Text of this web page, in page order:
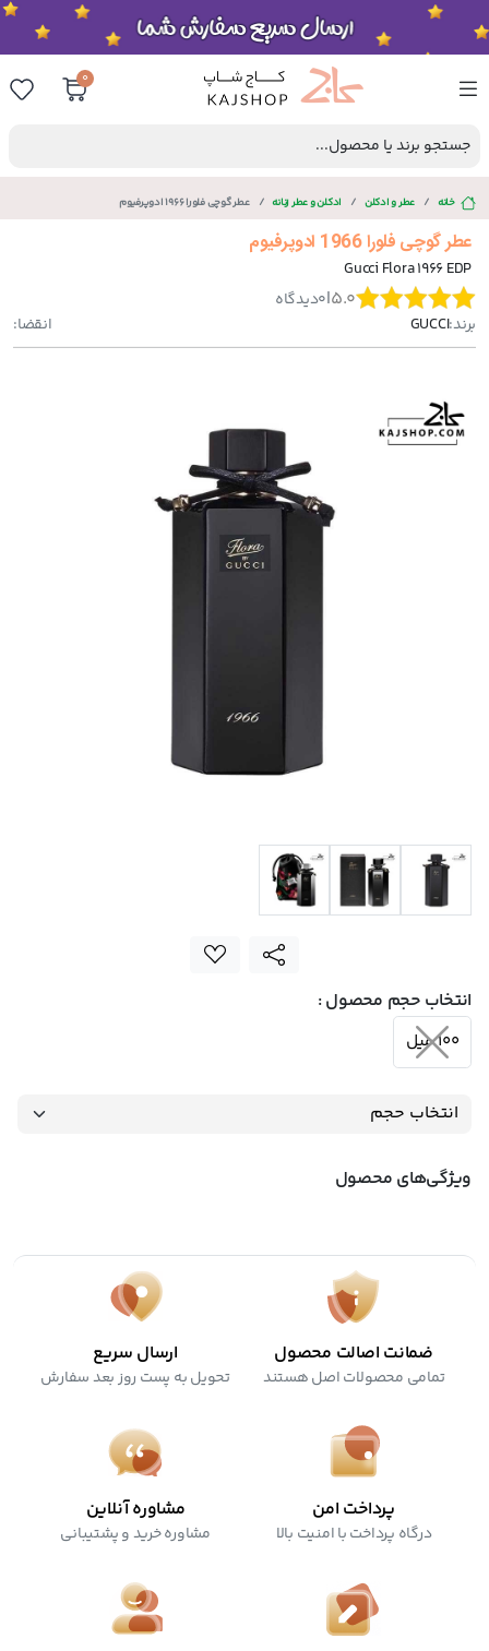
0
جستجو برند یا محصول...
خانه عطر و ادکلن ادکلن و عطر زنانه عطر گوچی فلورا 1966 ادوپرفیوم
عطر گوچی فلورا 1966 ادوپرفیوم
Gucci Flora 1966 EDP
5.0
|
0دیدگاه
برند:GUCCI انقضا:
انتخاب حجم محصول :
100 میل
ویژگی‌های محصول
ضمانت اصالت محصول
تمامی محصولات اصل هستند
ارسال سریع
تحویل به پست روز بعد سفارش
پرداخت امن
درگاه پرداخت با امنیت بالا
مشاوره آنلاین
مشاوره خرید و پشتیبانی